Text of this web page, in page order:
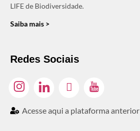
LIFE de Biodiversidade.
Saiba mais >
Redes Sociais
Acesse aqui a plataforma anterior